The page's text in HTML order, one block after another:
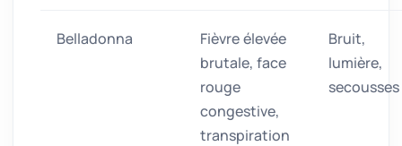
Belladonna
Fièvre élevée
brutale, face
rouge
congestive,
transpiration
Bruit,
lumière,
secousses